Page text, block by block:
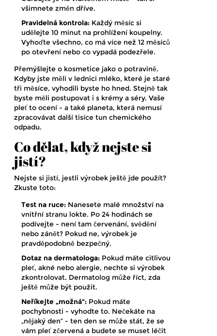
všimnete změn dříve.
Pravidelná kontrola: Každý měsíc si
udělejte 10 minut na prohlížení koupelny.
Vyhoďte všechno, co má více než 12 měsíců
po otevření nebo co vypadá podezřele.
Přemýšlejte o kosmetice jako o potravině.
Kdyby jste měli v lednici mléko, které je staré
tři měsíce, vyhodili byste ho hned. Stejně tak
byste měli postupovat i s krémy a séry. Vaše
pleť to ocení - a také planeta, která nemusí
zpracovávat další tisíce tun chemického
odpadu.
Co dělat, když nejste si
jistí?
Nejste si jistí, jestli výrobek ještě jde použít?
Zkuste toto:
Test na ruce: Nanesete malé množství na
vnitřní stranu lokte. Po 24 hodinách se
podívejte - není tam červenání, svědění
nebo zánět? Pokud ne, výrobek je
pravděpodobně bezpečný.
Dotaz na dermatologa: Pokud máte citlivou
pleť, akné nebo alergie, nechte si výrobek
zkontrolovat. Dermatolog může říct, zda
ještě může být použit.
Neříkejte „možná“: Pokud máte
pochybnosti - vyhodte to. Nečekáte na
„nějaký den“ - ten den se může stát, že se
vám pleť zčervená a budete se muset léčit